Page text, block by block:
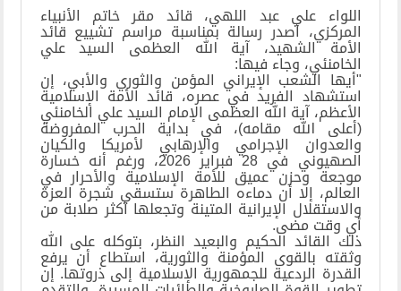
اللواء علي عبد اللهي، قائد مقر خاتم الأنبياء
المركزي، أصدر رسالة بمناسبة مراسم تشييع قائد
الأمة الشهيد، آية الله العظمى السيد علي
الخامنئي، وجاء فيها:
"أيها الشعب الإيراني المؤمن والثوري والأبي، إن
استشهاد الفريد في عصره، قائد الأمة الإسلامية
الأعظم، آية الله العظمى الإمام السيد علي الخامنئي
(أعلى الله مقامه)، في بداية الحرب المفروضة
والعدوان الإجرامي والإرهابي لأمريكا والكيان
الصهيوني في 28 فبراير 2026، ورغم أنه خسارة
موجعة وحزن عميق للأمة الإسلامية والأحرار في
العالم، إلا أن دماءه الطاهرة ستسقي شجرة العزة
والاستقلال الإيرانية المتينة وتجعلها أكثر صلابة من
أي وقت مضى.
ذلك القائد الحكيم والبعيد النظر، بتوكله على الله
وثقته بالقوى المؤمنة والثورية، استطاع أن يرفع
القدرة الردعية للجمهورية الإسلامية إلى ذروتها. إن